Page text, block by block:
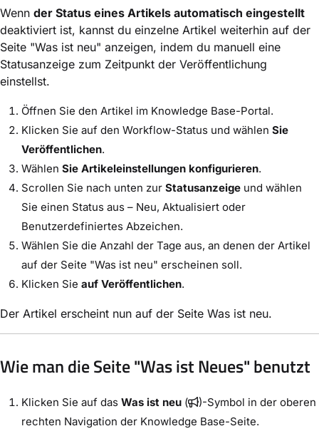
Wenn der Status eines Artikels automatisch eingestellt
deaktiviert ist, kannst du einzelne Artikel weiterhin auf der
Seite "Was ist neu" anzeigen, indem du manuell eine
Statusanzeige zum Zeitpunkt der Veröffentlichung
einstellst.
Öffnen Sie den Artikel im Knowledge Base-Portal.
Klicken Sie auf den Workflow-Status und wählen Sie
Veröffentlichen.
Wählen Sie Artikeleinstellungen konfigurieren.
Scrollen Sie nach unten zur Statusanzeige und wählen
Sie einen Status aus – Neu, Aktualisiert oder
Benutzerdefiniertes Abzeichen.
Wählen Sie die Anzahl der Tage aus, an denen der Artikel
auf der Seite "Was ist neu" erscheinen soll.
Klicken Sie auf Veröffentlichen.
Der Artikel erscheint nun auf der Seite Was ist neu.
Wie man die Seite "Was ist Neues" benutzt
Klicken Sie auf das Was ist neu (
)-Symbol in der oberen
rechten Navigation der Knowledge Base-Seite.